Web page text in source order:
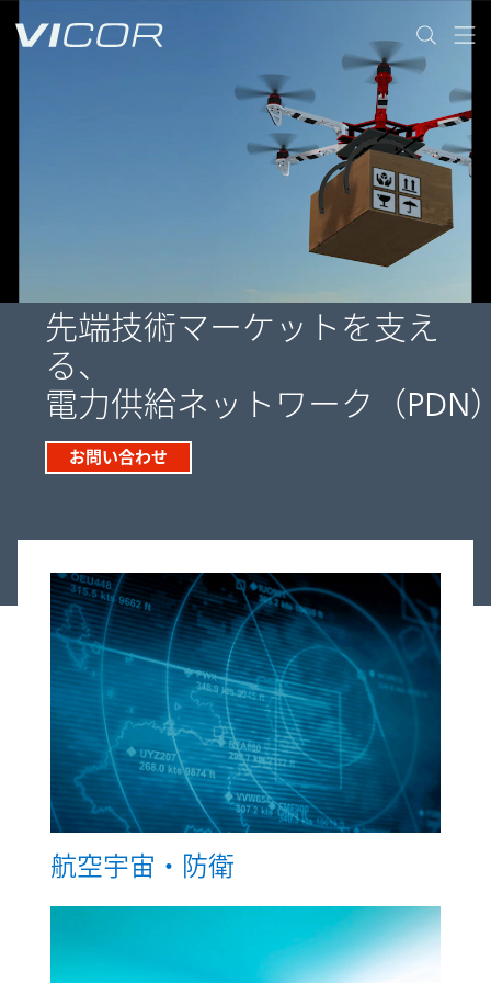
先端技術マーケットを支え
る、
電力供給ネットワーク（PDN
お問い合わせ
航空宇宙・防衛